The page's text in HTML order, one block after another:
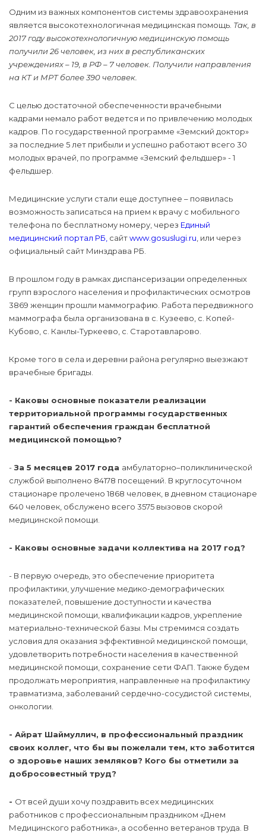
Одним из важных компонентов системы здравоохранения
является высокотехнологичная медицинская помощь. Так, в
2017 году высокотехнологичную медицинскую помощь
получили 26 человек, из них в республиканских
учреждениях – 19, в РФ – 7 человек. Получили направления
на КТ и МРТ более 390 человек.
С целью достаточной обеспеченности врачебными
кадрами немало работ ведется и по привлечению молодых
кадров. По государственной программе «Земский доктор»
за последние 5 лет прибыли и успешно работают всего 30
молодых врачей, по программе «Земский фельдшер» - 1
фельдшер.
Медицинские услуги стали еще доступнее – появилась
возможность записаться на прием к врачу с мобильного
телефона по бесплатному номеру, через Единый
медицинский портал РБ, сайтwww.gosuslugi.ru , или через
официальный сайт Минздрава РБ.
В прошлом году в рамках диспансеризации определенных
групп взрослого населения и профилактических осмотров
3869 женщин прошли маммографию. Работа передвижного
маммографа была организована в с. Кузеево, с. Копей-
Кубово, с. Канлы-Туркеево, с. Старотавларово.
Кроме того в села и деревни района регулярно выезжают
врачебные бригады.
- Каковы основные показатели реализации
территориальной программы государственных
гарантий обеспечения граждан бесплатной
медицинской помощью?
-За 5 месяцев 2017 года амбулаторно–поликлинической
службой выполнено 84178 посещений. В круглосуточном
стационаре пролечено 1868 человек, в дневном стационаре
640 человек, обслужено всего 3575 вызовов скорой
медицинской помощи.
- Каковы основные задачи коллектива на 2017 год?
- В первую очередь, это обеспечение приоритета
профилактики, улучшение медико-демографических
показателей, повышение доступности и качества
медицинской помощи, квалификации кадров, укрепление
материально-технической базы. Мы стремимся создать
условия для оказания эффективной медицинской помощи,
удовлетворить потребности населения в качественной
медицинской помощи, сохранение сети ФАП. Также будем
продолжать мероприятия, направленные на профилактику
травматизма, заболеваний сердечно-сосудистой системы,
онкологии.
- Айрат Шаймуллич, в профессиональный праздник
своих коллег, что бы вы пожелали тем, кто заботится
о здоровье наших земляков? Кого бы отметили за
добросовестный труд?
- От всей души хочу поздравить всех медицинских
работников с профессиональным праздником «Днем
Медицинского работника», а особенно ветеранов труда. В